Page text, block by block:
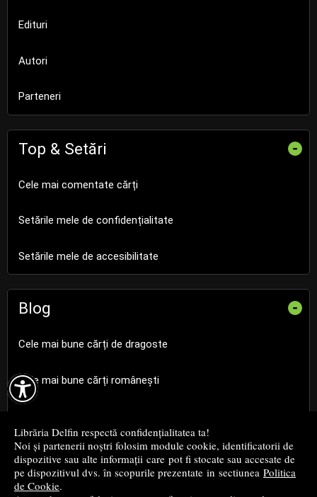

Librăria Delfin respectă confidențialitatea ta!
Noi și partenerii noștri folosim module cookie, identificatorii de
dispozitive sau alte informații care pot fi stocate sau accesate de
pe dispozitivul dvs. în scopurile prezentate in sectiunea Politica
de Cookie.
Edituri
Autori
Parteneri
Top & Setări -
Cele mai comentate cărți
Setările mele de confidențialitate
Setările mele de accesibilitate
Blog -
Cele mai bune cărți de dragoste
Cele mai bune cărți românești
Cele mai bune cărți de istorie
Top cărți beletristică